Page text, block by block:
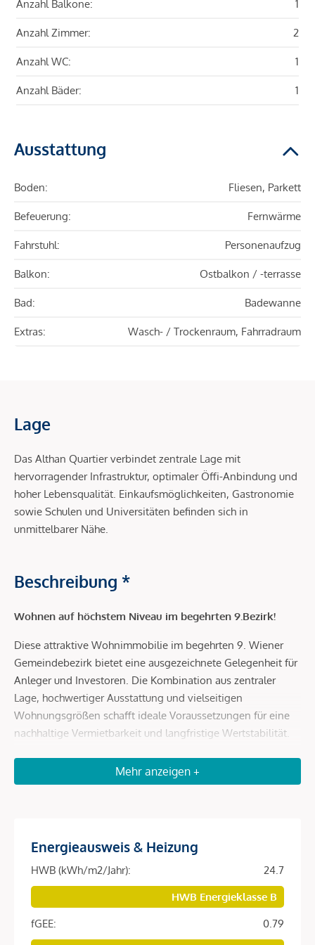
Anzahl Balkone: 1
Anzahl Zimmer: 2
Anzahl WC: 1
Anzahl Bäder: 1
Ausstattung
Boden: Fliesen, Parkett
Befeuerung: Fernwärme
Fahrstuhl: Personenaufzug
Balkon: Ostbalkon / -terrasse
Bad: Badewanne
Extras: Wasch- / Trockenraum, Fahrradraum
Lage
Das Althan Quartier verbindet zentrale Lage mit
hervorragender Infrastruktur, optimaler Öffi-Anbindung und
hoher Lebensqualität. Einkaufsmöglichkeiten, Gastronomie
sowie Schulen und Universitäten befinden sich in
unmittelbarer Nähe.
Beschreibung *
Wohnen auf höchstem Niveau im begehrten 9.Bezirk!
Diese attraktive Wohnimmobilie im begehrten 9. Wiener
Gemeindebezirk bietet eine ausgezeichnete Gelegenheit für
Anleger und Investoren. Die Kombination aus zentraler
Lage, hochwertiger Ausstattung und vielseitigen
Wohnungsgrößen schafft ideale Voraussetzungen für eine
nachhaltige Vermietbarkeit und langfristige Wertstabilität.
Das moderne Wohnprojekt umfasst insgesamt 151
freifinanzierte Wohnungen mit Wohnflächen von ca. 32 bis
späteren Zeitpunkt selbst nutzt suchen, für zukünftigen
Studenten in der eigenen Familie oder als Wertanlage für
die Enkel oder zur Unterstützung der jungen Familie. Die
durchdachten Grundrisse, die hochwertige Ausstattung
sowie die attraktiven Gemeinschaftsflächen machen dieses
Projekt besonders interessant für die langfristige
Mehr anzeigen +
Energieausweis & Heizung
HWB (kWh/m2/Jahr):
24.7
HWB Energieklasse B
fGEE:
0.79